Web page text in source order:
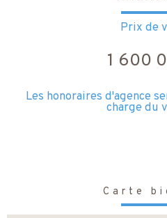
Prix de
1 600
Les honoraires d'agence
charge du
Carte